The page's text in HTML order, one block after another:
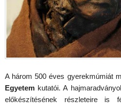
A három 500 éves gyerekmúmiát
Egyetem kutatói. A
előkészítésének részleteire is